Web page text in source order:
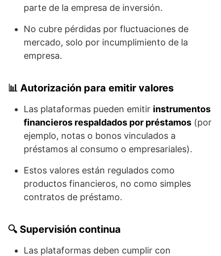
parte de la empresa de inversión.
No cubre pérdidas por fluctuaciones de
mercado, solo por incumplimiento de la
empresa.
📊 Autorización para emitir valores
Las plataformas pueden emitir instrumentos
financieros respaldados por préstamos (por
ejemplo, notas o bonos vinculados a
préstamos al consumo o empresariales).
Estos valores están regulados como
productos financieros, no como simples
contratos de préstamo.
🔍 Supervisión continua
Las plataformas deben cumplir con